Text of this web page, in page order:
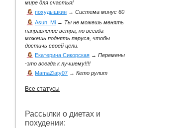
мире для счастья!
похудышкин → Система минус 60
Asun_Mi → Ты не можешь менять
направление ветра, но всегда
можешь поднять паруса, чтобы
достичь своей цели.
Екатерина Сикорская → Перемены
-это всегда к лучшему!!!!
MamaZlaty07 → Кето рулит
Все статусы
Рассылки о диетах и
похудении: